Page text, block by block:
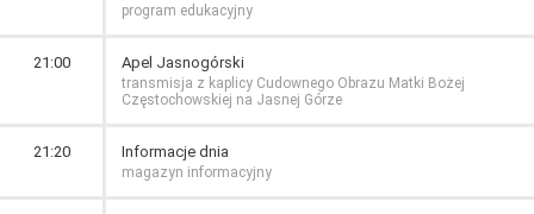
program edukacyjny
21:00 Apel Jasnogórski
transmisja z kaplicy Cudownego Obrazu Matki Bożej
Częstochowskiej na Jasnej Górze
21:20 Informacje dnia
magazyn informacyjny